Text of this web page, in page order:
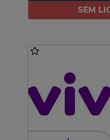
SEM